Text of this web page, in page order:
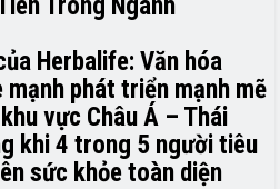
Herbalife: Văn hóa
mạnh phát triển mạnh mẽ
vực Châu Á – Thái
khi 4 trong 5 người tiêu
sức khỏe toàn diện